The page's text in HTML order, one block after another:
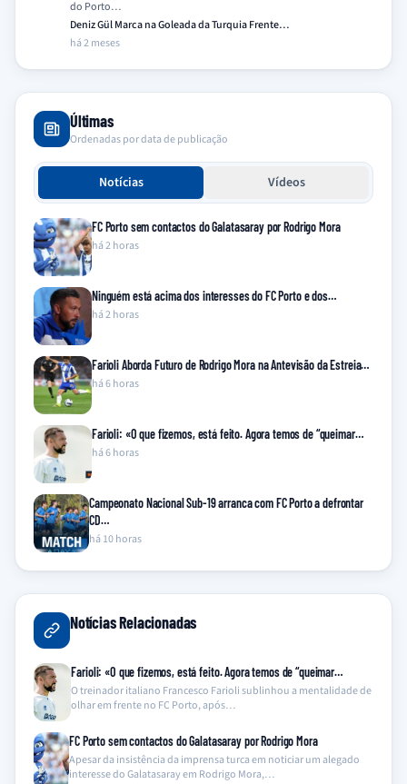
do Porto…
Deniz Gül Marca na Goleada da Turquia Frente…
há 2 meses
Últimas
Ordenadas por data de publicação
Notícias Vídeos
FC Porto sem contactos do Galatasaray por Rodrigo Mora
há 2 horas
Ninguém está acima dos interesses do FC Porto e dos…
há 2 horas
Farioli Aborda Futuro de Rodrigo Mora na Antevisão da Estreia…
há 6 horas
Farioli: «O que fizemos, está feito. Agora temos de “queimar…
há 6 horas
Campeonato Nacional Sub-19 arranca com FC Porto a defrontar
CD…
há 10 horas
Notícias Relacionadas
Farioli: «O que fizemos, está feito. Agora temos de “queimar…
O treinador italiano Francesco Farioli sublinhou a mentalidade de
olhar em frente no FC Porto, após…
FC Porto sem contactos do Galatasaray por Rodrigo Mora
Apesar da insistência da imprensa turca em noticiar um alegado
interesse do Galatasaray em Rodrigo Mora,…